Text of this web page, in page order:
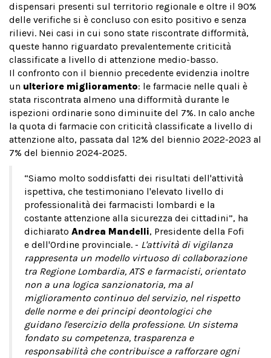
dispensari presenti sul territorio regionale e oltre il 90%
delle verifiche si è concluso con esito positivo e senza
rilievi. Nei casi in cui sono state riscontrate difformità,
queste hanno riguardato prevalentemente criticità
classificate a livello di attenzione medio-basso.
Il confronto con il biennio precedente evidenzia inoltre
un ulteriore miglioramento: le farmacie nelle quali è
stata riscontrata almeno una difformità durante le
ispezioni ordinarie sono diminuite del 7%. In calo anche
la quota di farmacie con criticità classificate a livello di
attenzione alto, passata dal 12% del biennio 2022-2023 al
7% del biennio 2024-2025.
“Siamo molto soddisfatti dei risultati dell'attività
ispettiva, che testimoniano l'elevato livello di
professionalità dei farmacisti lombardi e la
costante attenzione alla sicurezza dei cittadini”, ha
dichiarato Andrea Mandelli, Presidente della Fofi
e dell'Ordine provinciale. - L'attività di vigilanza
rappresenta un modello virtuoso di collaborazione
tra Regione Lombardia, ATS e farmacisti, orientato
non a una logica sanzionatoria, ma al
miglioramento continuo del servizio, nel rispetto
delle norme e dei principi deontologici che
guidano l'esercizio della professione. Un sistema
fondato su competenza, trasparenza e
responsabilità che contribuisce a rafforzare ogni